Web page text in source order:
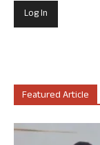
Featured Article